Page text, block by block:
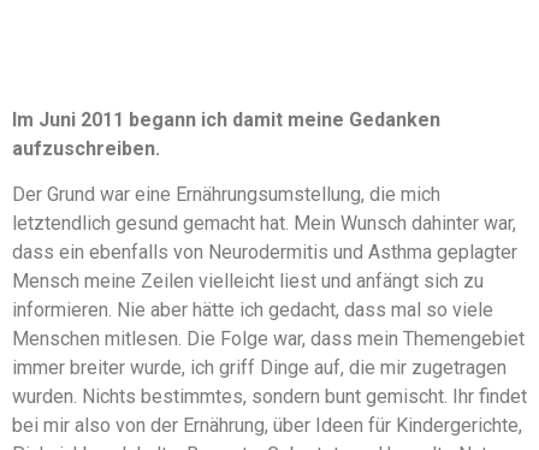
Im Juni 2011 begann ich damit meine Gedanken
aufzuschreiben.
Der Grund war eine Ernährungsumstellung, die mich
letztendlich gesund gemacht hat. Mein Wunsch dahinter war,
dass ein ebenfalls von Neurodermitis und Asthma geplagter
Mensch meine Zeilen vielleicht liest und anfängt sich zu
informieren. Nie aber hätte ich gedacht, dass mal so viele
Menschen mitlesen. Die Folge war, dass mein Themengebiet
immer breiter wurde, ich griff Dinge auf, die mir zugetragen
wurden. Nichts bestimmtes, sondern bunt gemischt. Ihr findet
bei mir also von der Ernährung, über Ideen für Kindergerichte,